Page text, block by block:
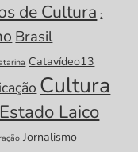
de Cultura :
Brasil
Catavídeo13
Cultura
Estado Laico
Jornalismo